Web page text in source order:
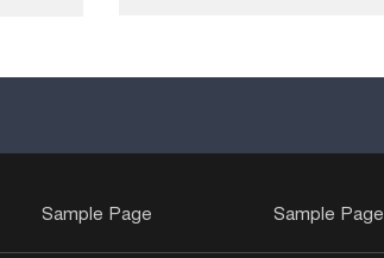
Sample Page Sample Page